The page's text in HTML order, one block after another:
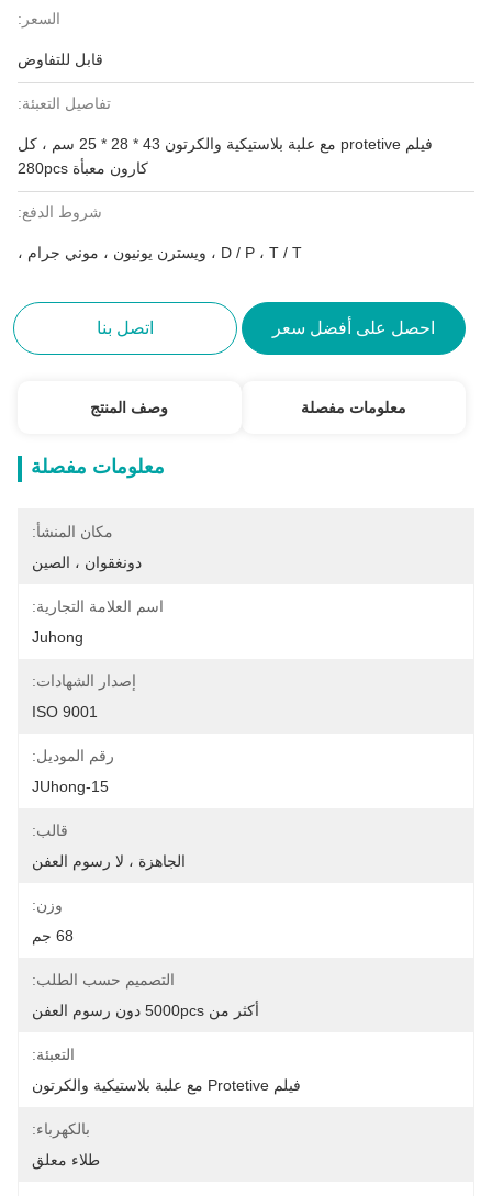
السعر:
قابل للتفاوض
تفاصيل التعبئة:
فيلم protetive مع علبة بلاستيكية والكرتون 43 * 28 * 25 سم ، كل
كارون معبأة 280pcs
شروط الدفع:
D / P ، T / T ، ويسترن يونيون ، موني جرام ،
احصل على أفضل سعر اتصل بنا
معلومات مفصلة وصف المنتج
معلومات مفصلة
مكان المنشأ:
دونغقوان ، الصين
اسم العلامة التجارية:
Juhong
إصدار الشهادات:
ISO 9001
رقم الموديل:
JUhong-15
قالب:
الجاهزة ، لا رسوم العفن
وزن:
68 جم
التصميم حسب الطلب:
أكثر من 5000pcs دون رسوم العفن
التعبئة:
فيلم Protetive مع علبة بلاستيكية والكرتون
بالكهرباء:
طلاء معلق